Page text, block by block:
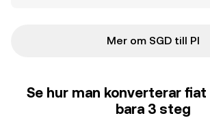
Mer om SGD till PI
Se hur man konverterar
bara 3 steg